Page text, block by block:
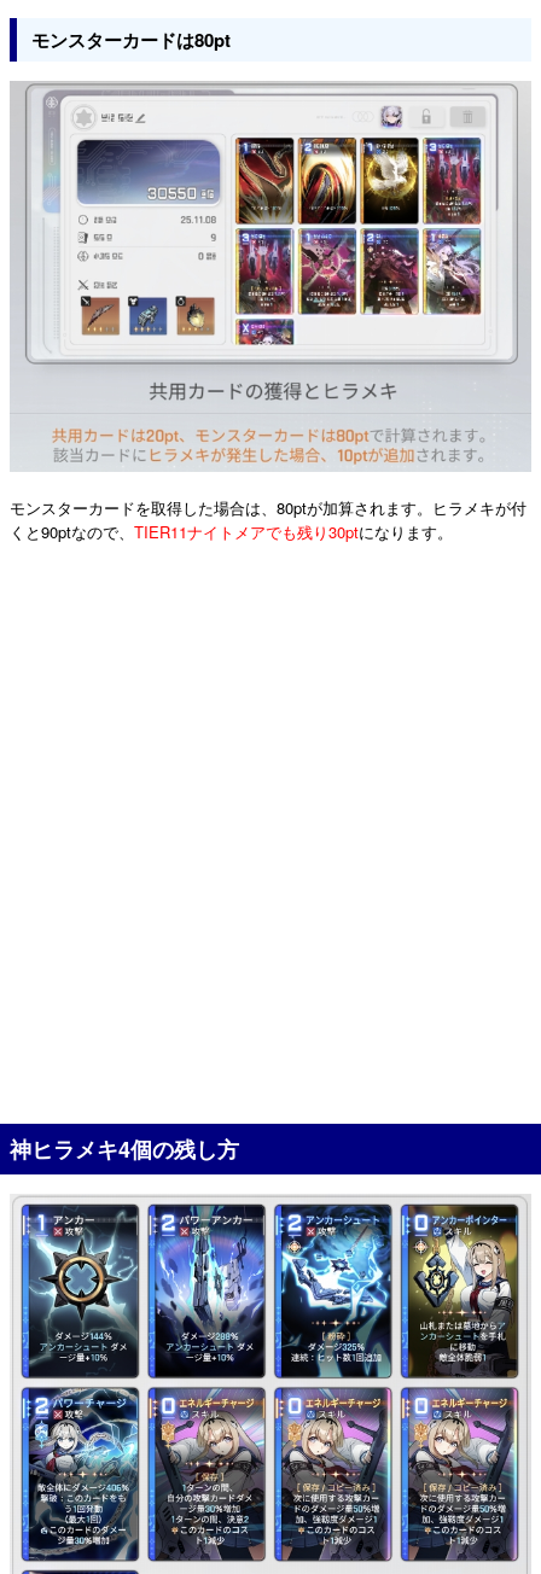
モンスターカードは80pt
モンスターカードを取得した場合は、80ptが加算されます。ヒラメキが付
くと90ptなので、 TIER11ナイトメアでも残り30ptになります。
神ヒラメキ4個の残し方